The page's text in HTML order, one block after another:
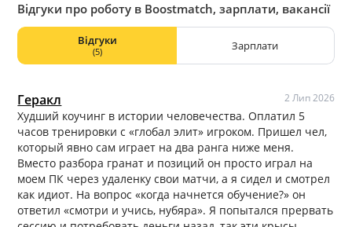
Відгуки про роботу в Boostmatch, зарплати, вакансії
Відгуки
(5) Зарплати
Геракл 2 Лип 2026
Худший коучинг в истории человечества. Оплатил 5
часов тренировки с «глобал элит» игроком. Пришел чел,
который явно сам играет на два ранга ниже меня.
Вместо разбора гранат и позиций он просто играл на
моем ПК через удаленку свои матчи, а я сидел и смотрел
как идиот. На вопрос «когда начнется обучение?» он
ответил «смотри и учись, нубяра». Я попытался прервать